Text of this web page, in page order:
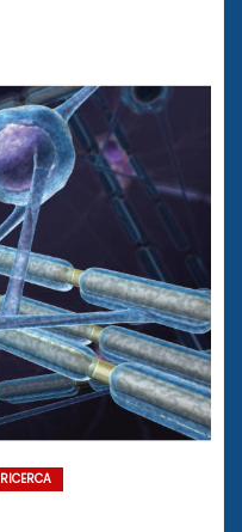
RICERCA